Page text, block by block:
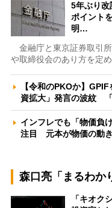
5年ぶり改
ポイント
明…
金融庁と東京証券取引
や取締役会のあり方を定
【令和のPKOか】
資拡大」発言の波紋
インフレでも「物価負
注目 元本が物価の動
森口亮「まるわか
「キオク